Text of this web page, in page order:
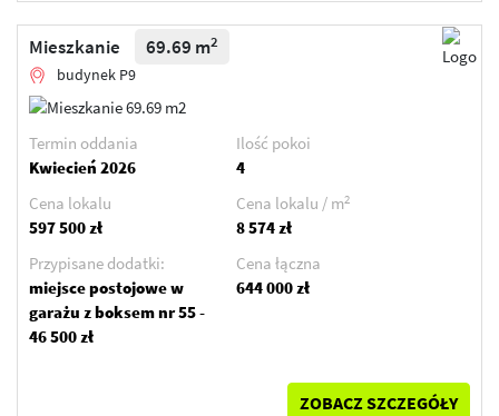
Mieszkanie 69.69 m2
budynek P9
Termin oddania
Kwiecień 2026
Ilość pokoi
4
Cena lokalu
597 500 zł
Cena lokalu / m2
8 574 zł
Przypisane dodatki:
miejsce postojowe w
garażu z boksem nr 55 -
46 500 zł
Cena łączna
644 000 zł
ZOBACZ SZCZEGÓŁY